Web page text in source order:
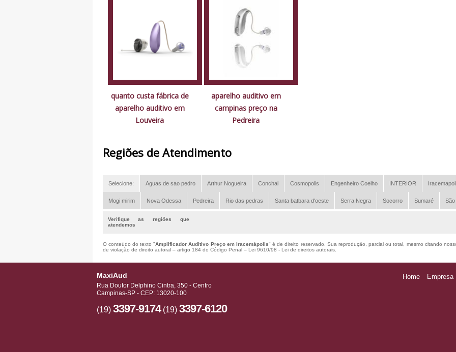
quanto custa fábrica de
aparelho auditivo em
Louveira
aparelho auditivo em
campinas preço na
Pedreira
Regiões de Atendimento
Selecione: Aguas de sao pedro Arthur Nogueira Conchal Cosmopolis Engenheiro Coelho INTERIOR
Mogi mirim Nova Odessa Pedreira Rio das pedras Santa batbara d'oeste Serra Negra Socorro Sumaré São
Verifique as regiões que
atendemos
O conteúdo do texto "Amplificador Auditivo Preço em Iracemápolis" é de direito reservado. Sua reprodução, parcial ou total, mesmo citando
de violação de direito autoral – artigo 184 do Código Penal – Lei 9610/98 - Lei de direitos autorais.
MaxiAud
Rua Doutor Delphino Cintra, 350 - Centro
Campinas-SP - CEP: 13020-100
(19) 3397-9174(19) 3397-6120
Home Empresa